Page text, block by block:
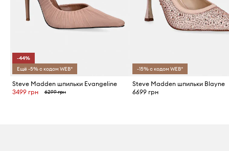
-44%
Ещё -5% с кодом WEB*
Steve Madden шпильки Evangeline
3499 грн
6299 грн
-15% с кодом WEB*
Steve Madden шпильки Blayne
6699 грн